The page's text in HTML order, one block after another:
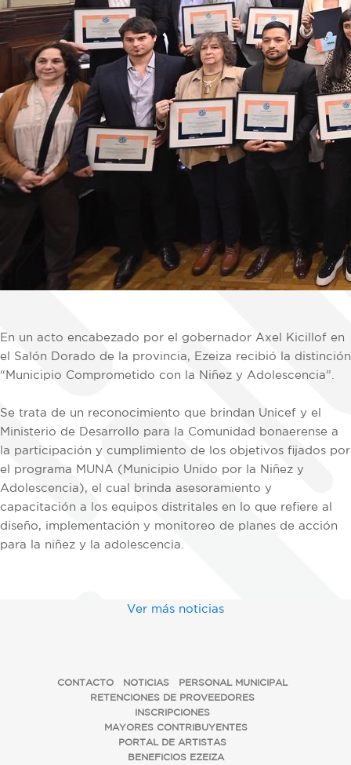
En un acto encabezado por el gobernador Axel Kicillof en
el Salón Dorado de la provincia, Ezeiza recibió la distinción
“Municipio Comprometido con la Niñez y Adolescencia”.
Se trata de un reconocimiento que brindan Unicef y el
Ministerio de Desarrollo para la Comunidad bonaerense a
la participación y cumplimiento de los objetivos fijados por
el programa MUNA (Municipio Unido por la Niñez y
Adolescencia), el cual brinda asesoramiento y
capacitación a los equipos distritales en lo que refiere al
diseño, implementación y monitoreo de planes de acción
para la niñez y la adolescencia.
Ver más noticias
CONTACTO NOTICIAS
PERSONAL MUNICIPAL
RETENCIONES DE PROVEEDORES
INSCRIPCIONES
MAYORES CONTRIBUYENTES
PORTAL DE ARTISTAS
BENEFICIOS EZEIZA